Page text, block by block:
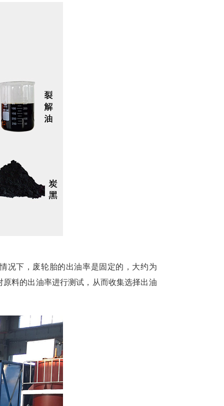
况下，废轮胎的出油率是固定的，大约为
料的出油率进行测试，从而收集选择出油